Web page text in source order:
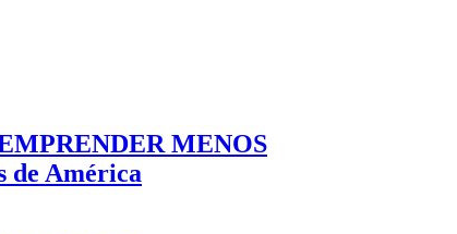
MENOS
de América